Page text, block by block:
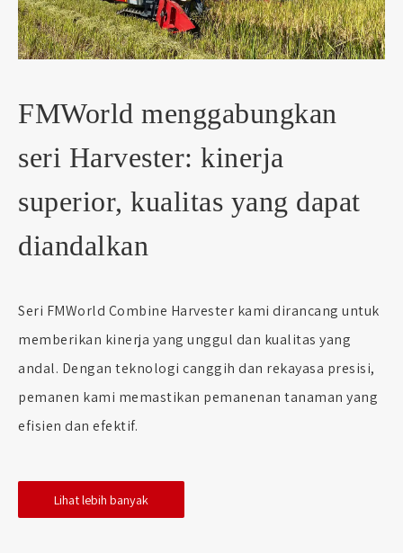
FMWorld menggabungkan
seri Harvester: kinerja
superior, kualitas yang dapat
diandalkan
Seri FMWorld Combine Harvester kami dirancang untuk
memberikan kinerja yang unggul dan kualitas yang
andal. Dengan teknologi canggih dan rekayasa presisi,
pemanen kami memastikan pemanenan tanaman yang
efisien dan efektif.
Lihat lebih banyak